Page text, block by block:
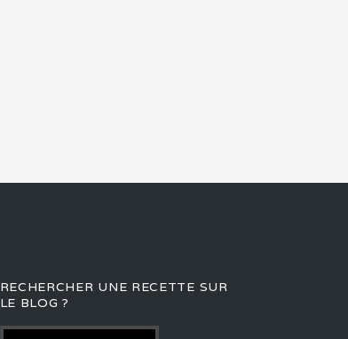
RECHERCHER UNE RECETTE SUR
LE BLOG ?